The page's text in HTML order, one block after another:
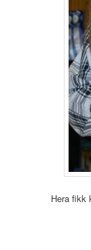
Hera fikk